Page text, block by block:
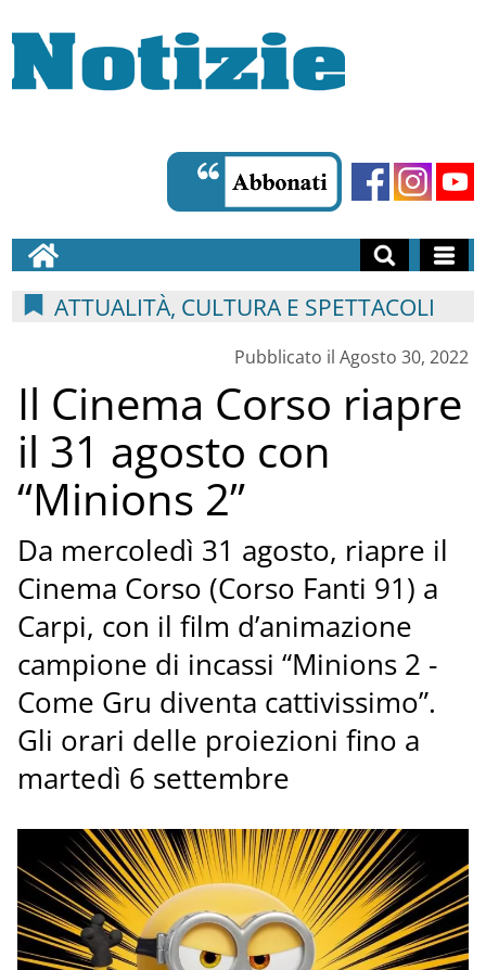
ATTUALITÀ, CULTURA E SPETTACOLI
Pubblicato il Agosto 30, 2022
Il Cinema Corso riapre
il 31 agosto con
“Minions 2”
Da mercoledì 31 agosto, riapre il
Cinema Corso (Corso Fanti 91) a
Carpi, con il film d’animazione
campione di incassi “Minions 2 -
Come Gru diventa cattivissimo”.
Gli orari delle proiezioni fino a
martedì 6 settembre